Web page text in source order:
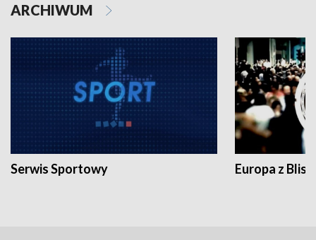
ARCHIWUM
Serwis Sportowy Europa z